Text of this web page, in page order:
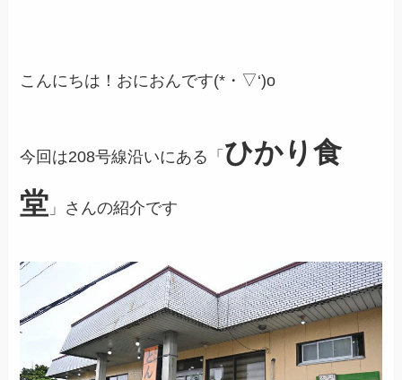
こんにちは！おにおんです(*・▽‘)o
今回は208号線沿いにある「 ひかり食
堂 」さんの紹介です